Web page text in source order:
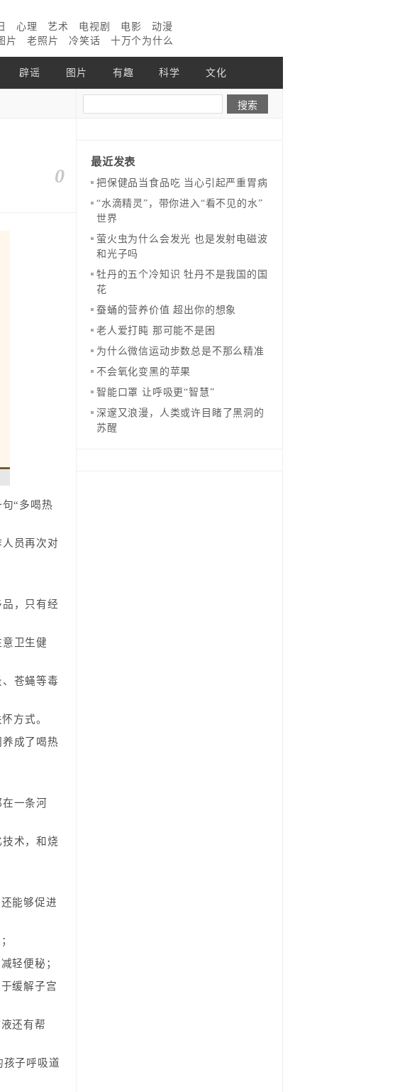
心理 艺术 电视剧 电影
动漫
片 老照片 冷笑话 十万个为什么
辟谣 图片 有趣 科学 文化
0
“多喝热
员再次对
，只有经
卫生健
苍蝇等毒
方式。
成了喝热
一条河
术，和烧
能够促进
轻便秘；
缓解子宫
还有帮
子呼吸道
最近发表
把保健品当食品吃 当心引起严重胃病
“水滴精灵”，带你进入“看不见的水”
世界
萤火虫为什么会发光 也是发射电磁波
和光子吗
牡丹的五个冷知识 牡丹不是我国的国
花
蚕蛹的营养价值 超出你的想象
老人爱打盹 那可能不是困
为什么微信运动步数总是不那么精准
不会氧化变黑的苹果
智能口罩 让呼吸更“智慧”
深邃又浪漫，人类或许目睹了黑洞的
苏醒